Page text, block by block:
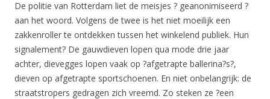
De politie van Rotterdam liet de meisjes ? geanonimiseerd ?
aan het woord. Volgens de twee is het niet moeilijk een
zakkenroller te ontdekken tussen het winkelend publiek. Hun
signalement? De gauwdieven lopen qua mode drie jaar
achter, dievegges lopen vaak op ?afgetrapte ballerina?s?,
dieven op afgetrapte sportschoenen. En niet onbelangrijk: de
straatstropers gedragen zich vreemd. Zo steken ze ?een